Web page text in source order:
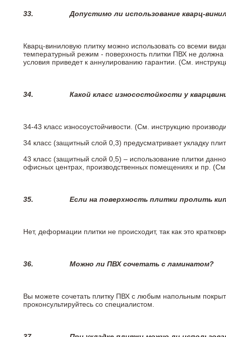
33.Допустимо ли использование кварц-
Кварц-виниловую плитку можно использовать со всеми
температурный режим - поверхность плитки ПВХ не
условия приведет к аннулированию гарантии. (См.
34. Какой класс износостойкости у
34-43 класс износоустойчивости. (См. инструкцию
34 класс (защитный слой 0,3) предусматривает укладку
43 класс (защитный слой 0,5) – использование плитки
офисных центрах, производственных помещениях и пр.
35. Если на поверхность плитки пролить
Нет, деформации плитки не происходит, так как это
36. Можно ли ПВХ сочетать с ламинатом?
Вы можете сочетать плитку ПВХ с любым напольным
проконсультируйтесь со специалистом.